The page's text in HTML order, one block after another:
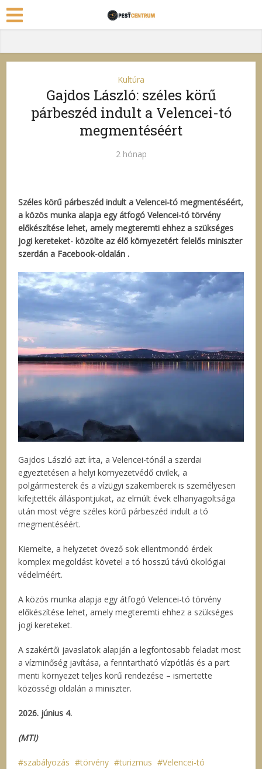
Kultúra
Gajdos László: széles körű
párbeszéd indult a Velencei-tó
megmentéséért
2 hónap
Széles körű párbeszéd indult a Velencei-tó megmentéséért,
a közös munka alapja egy átfogó Velencei-tó törvény
előkészítése lehet, amely megteremti ehhez a szükséges
jogi kereteket- közölte az élő környezetért felelős miniszter
szerdán a Facebook-oldalán .
Gajdos László azt írta, a Velencei-tónál a szerdai
egyeztetésen a helyi környezetvédő civilek, a
polgármesterek és a vízügyi szakemberek is személyesen
kifejtették álláspontjukat, az elmúlt évek elhanyagoltsága
után most végre széles körű párbeszéd indult a tó
megmentéséért.
Kiemelte, a helyzetet övező sok ellentmondó érdek
komplex megoldást követel a tó hosszú távú ökológiai
védelméért.
A közös munka alapja egy átfogó Velencei-tó törvény
előkészítése lehet, amely megteremti ehhez a szükséges
jogi kereteket.
A szakértői javaslatok alapján a legfontosabb feladat most
a vízminőség javítása, a fenntartható vízpótlás és a part
menti környezet teljes körű rendezése – ismertette
közösségi oldalán a miniszter.
2026. június 4.
(MTI)
szabályozás törvény turizmus Velencei-tó